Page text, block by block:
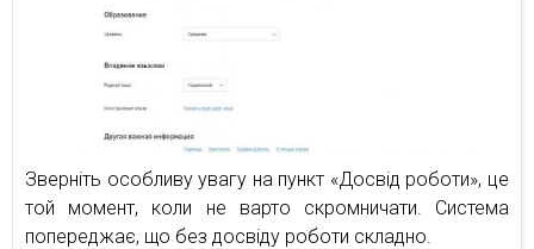
Зверніть особливу увагу на пункт «Досвід роботи», це
той момент, коли не варто скромничати. Система
попереджає, що без досвіду роботи складно.